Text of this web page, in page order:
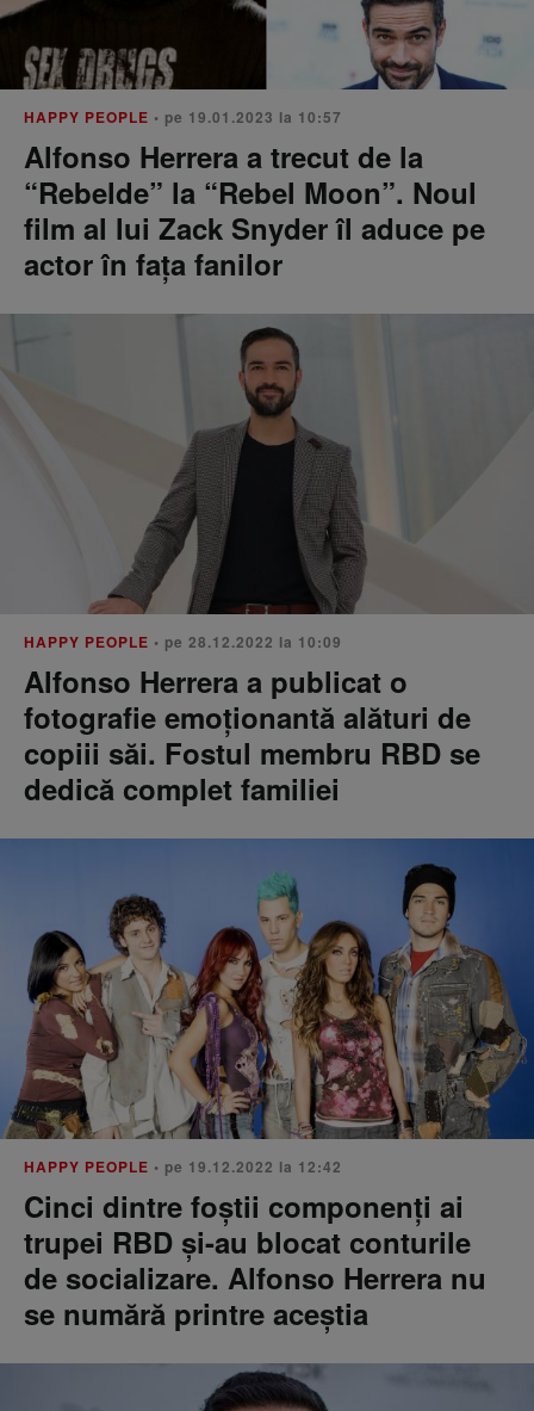
HAPPY PEOPLE • pe 19.01.2023 la 10:57
Alfonso Herrera a trecut de la
“Rebelde” la “Rebel Moon”. Noul
film al lui Zack Snyder îl aduce pe
actor în fața fanilor
HAPPY PEOPLE • pe 28.12.2022 la 10:09
Alfonso Herrera a publicat o
fotografie emoționantă alături de
copiii săi. Fostul membru RBD se
dedică complet familiei
HAPPY PEOPLE • pe 19.12.2022 la 12:42
Cinci dintre foștii componenți ai
trupei RBD și-au blocat conturile
de socializare. Alfonso Herrera nu
se numără printre aceștia